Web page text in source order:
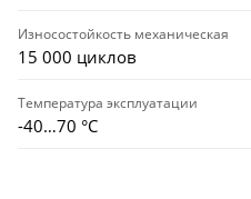
Износостойкость механическая
15 000 циклов
Температура эксплуатации
-40…70 °C